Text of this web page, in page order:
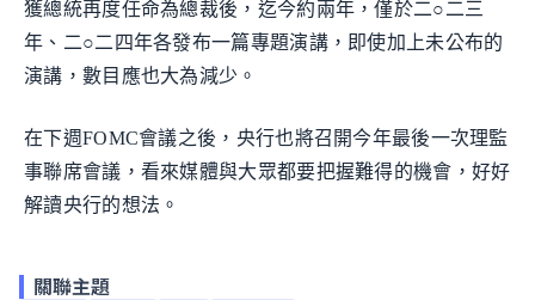
獲總統再度任命為總裁後，迄今約兩年，僅於二○二三
年、二○二四年各發布一篇專題演講，即使加上未公布的
演講，數目應也大為減少。
在下週FOMC會議之後，央行也將召開今年最後一次理監
事聯席會議，看來媒體與大眾都要把握難得的機會，好好
解讀央行的想法。
關聯主題